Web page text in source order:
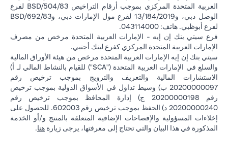
العربية المتحدة المركزي بموجب أرقام التراخيص BSD/504/83 لفرع
الوصل دبي، و13/184/2019 لفرع مول الإمارات دبي، وBSD/692/83
لفرع أبوظبي. هاتف: 043114000.
فرع سيتي بنك إن إيه - الإمارات العربية المتحدة مرخص من مصرف
الإمارات العربية المتحدة المركزي كفرع لبنك أجنبي.
سيتي بنك إن إيه الإمارات العربية المتحدة مرخص من هيئة الأوراق المالية
والسلع في الإمارات العربية المتحدة ("SCA") للقيام بالنشاط المالي لـ أ)
الاستشارات المالية والتعريف والترويج بموجب ترخيص رقم
20200000097 ب) وسيط تداول في الأسواق الدولية بموجب ترخيص
رقم 20200000198 ج) إدارة المحافظ بموجب ترخيص رقم
20200000240 د) الحفظ بموجب ترخيص رقم 602003. للحصول على
إخلاءات المسؤولية والإفصاحات الإضافية المتعلقة بالمنتج و/أو الخدمة
المذكورة في هذا البيان والتي تحتاج إلى معرفتها، يرجى زيارة هنا.